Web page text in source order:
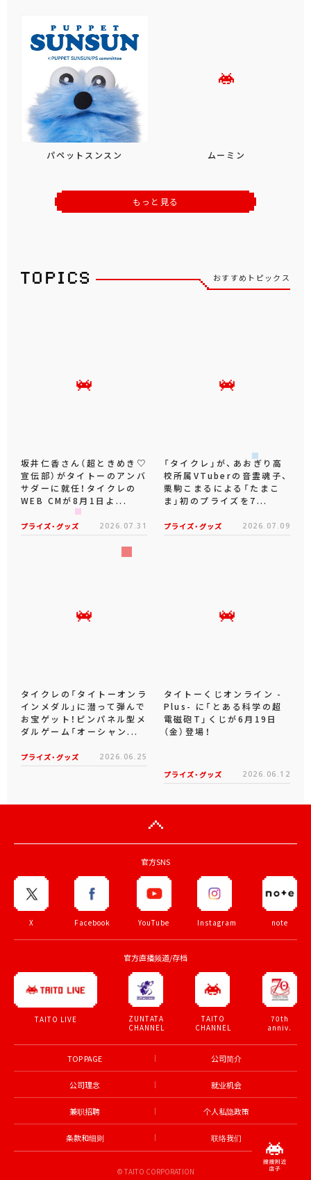
パペットスンスン ムーミン
もっと見る
おすすめトピックス
坂井仁香さん（超ときめき♡
宣伝部）がタイトーのアンバ
サダーに就任！タイクレの
WEB CMが8月1日よ...
プライズ・グッズ 2026.07.31
「タイクレ」が、あおぎり高
校所属VTuberの音霊魂子、
栗駒こまるによる「たまこ
ま」初のプライズを7...
プライズ・グッズ 2026.07.09
タイクレの「タイトーオンラ
インメダル」に潜って弾んで
お宝ゲット！ピンパネル型メ
ダルゲーム「オーシャン...
プライズ・グッズ 2026.06.25
タイトーくじオンライン -
Plus- に「とある科学の超
電磁砲T」くじが6月19日
（金）登場！
プライズ・グッズ 2026.06.12
官方SNS
X Facebook YouTube Instagram note
官方直播频道/存档
TAITO LIVE
ZUNTATA
CHANNEL
TAITO
CHANNEL
70th
anniv.
TOP PAGE 公司简介
公司理念 就业机会
兼职招聘 个人私隐政策
条款和细则 联络我们
© TAITO CORPORATION